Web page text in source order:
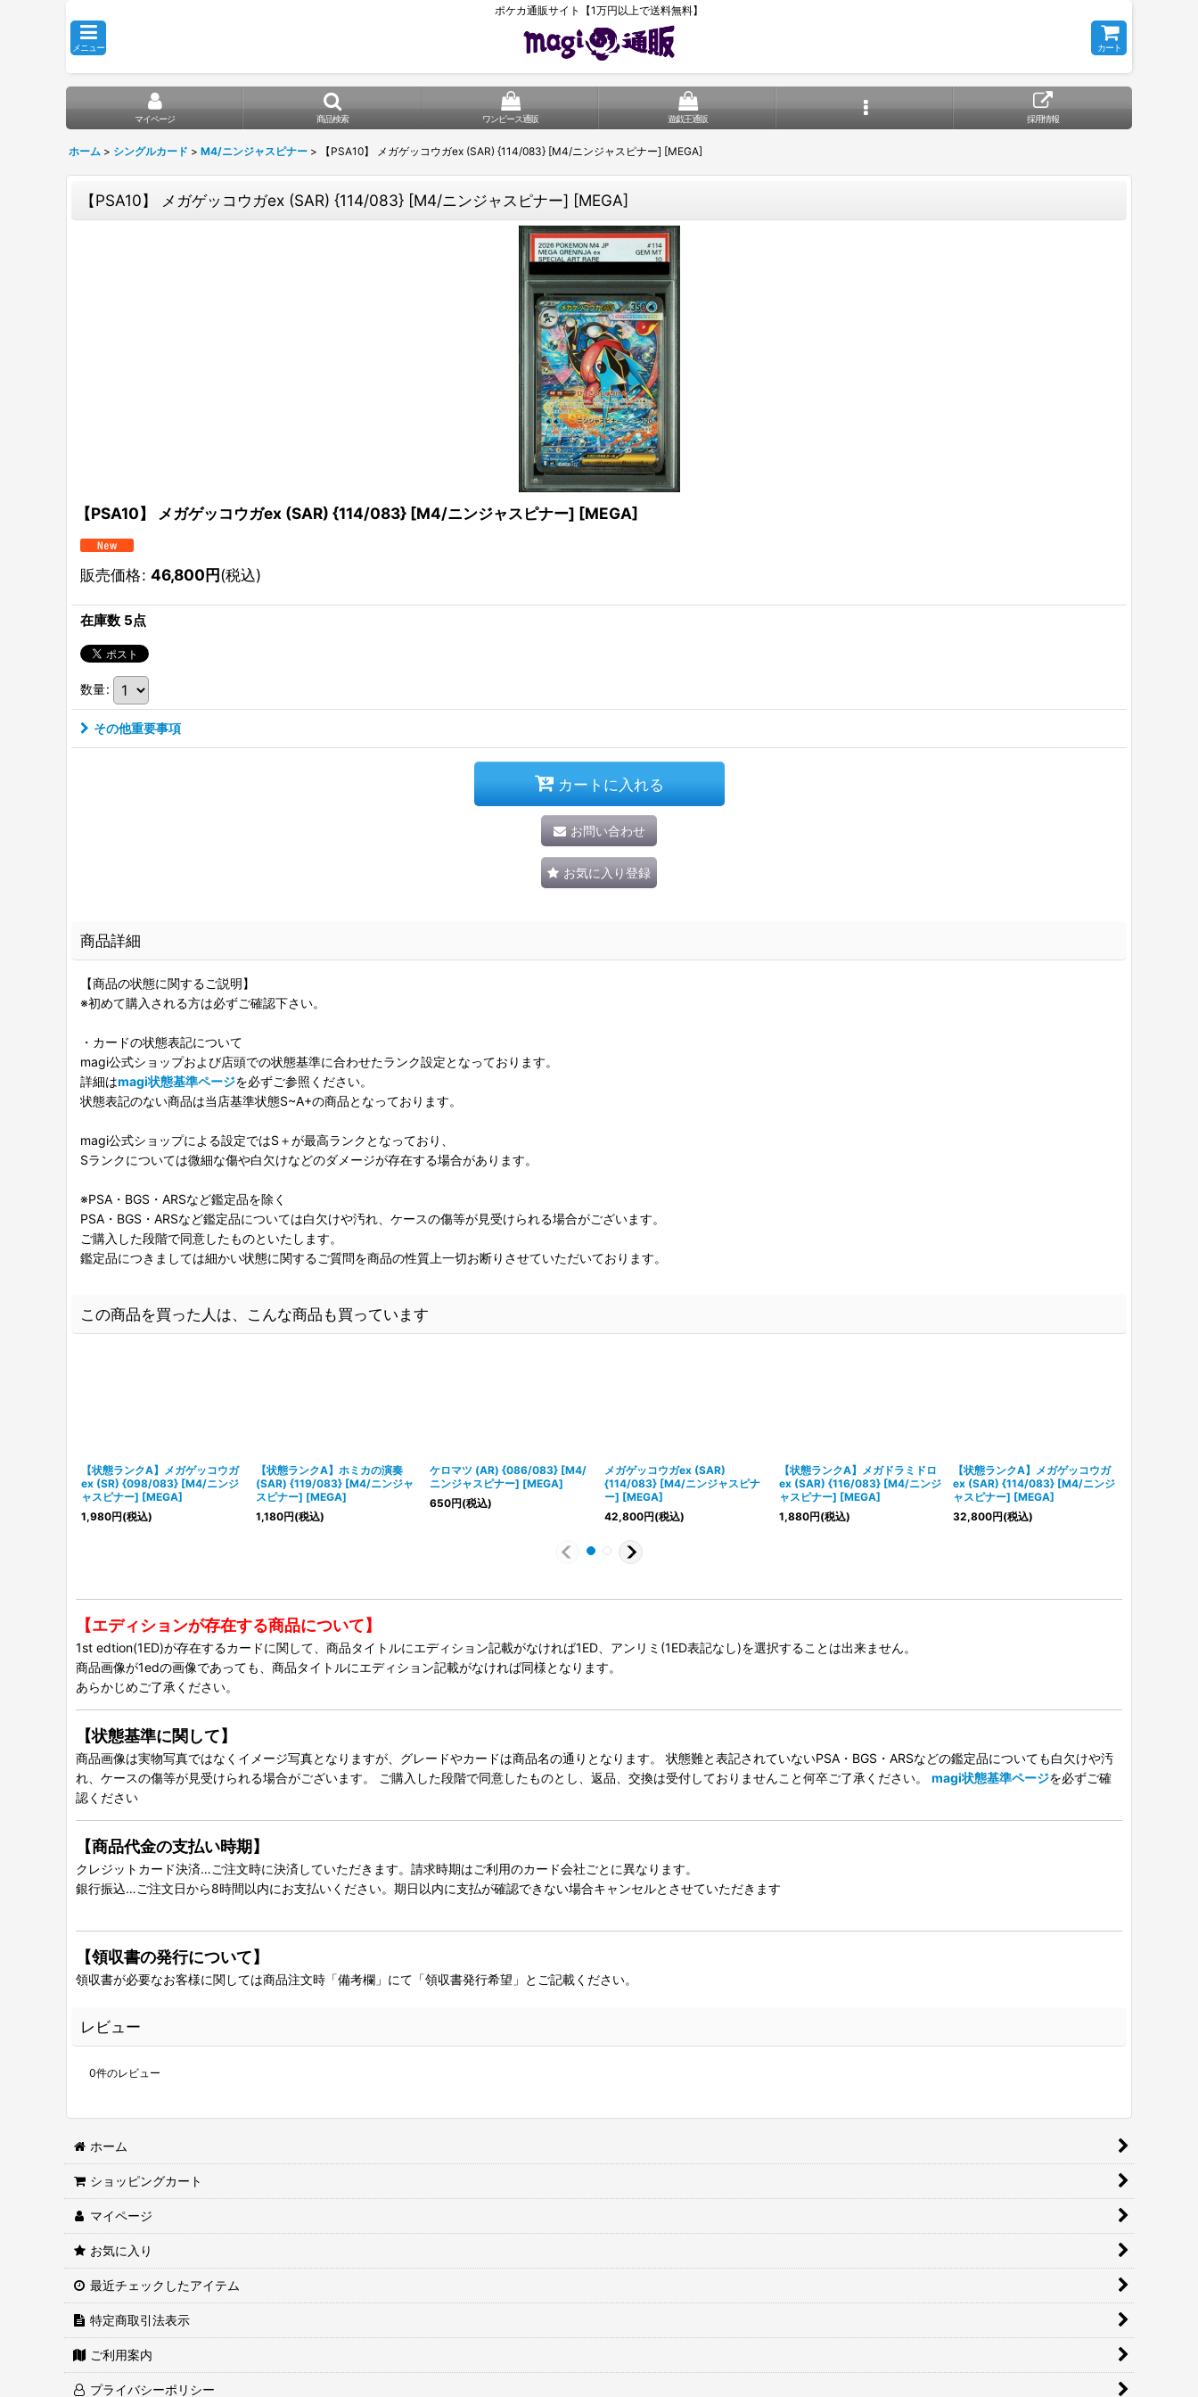
ポケカ通販サイト【1万円以上で送料無料】
メニュー カート
マイページ 商品検索 ワンピース通販 遊戯王通販 採用情報
ホーム > シングルカード > M4/ニンジャスピナー > 【PSA10】 メガゲッコウガex (SAR) {114/083} [M4/ニンジャスピナー] [MEGA]
【PSA10】 メガゲッコウガex (SAR) {114/083} [M4/ニンジャスピナー] [MEGA]
【PSA10】 メガゲッコウガex (SAR) {114/083} [M4/ニンジャスピナー] [MEGA]
販売価格: 46,800円(税込)
在庫数 5点
数量:
その他重要事項
カートに入れる
お問い合わせ
お気に入り登録
商品詳細
【商品の状態に関するご説明】
※初めて購入される方は必ずご確認下さい。
・カードの状態表記について
magi公式ショップおよび店頭での状態基準に合わせたランク設定となっております。
詳細はmagi状態基準ページを必ずご参照ください。
状態表記のない商品は当店基準状態S~A+の商品となっております。
magi公式ショップによる設定ではS＋が最高ランクとなっており、
Sランクについては微細な傷や白欠けなどのダメージが存在する場合があります。
※PSA・BGS・ARSなど鑑定品を除く
PSA・BGS・ARSなど鑑定品については白欠けや汚れ、ケースの傷等が見受けられる場合がございます。
ご購入した段階で同意したものといたします。
鑑定品につきましては細かい状態に関するご質問を商品の性質上一切お断りさせていただいております。
この商品を買った人は、こんな商品も買っています
【状態ランクA】メガゲッコウガ
ex (SR) {098/083} [M4/ニンジ
ャスピナー] [MEGA]
1,980円(税込)
【状態ランクA】ホミカの演奏
(SAR) {119/083} [M4/ニンジャ
スピナー] [MEGA]
1,180円(税込)
ケロマツ (AR) {086/083} [M4/
ニンジャスピナー] [MEGA]
650円(税込)
メガゲッコウガex (SAR)
{114/083} [M4/ニンジャスピナ
ー] [MEGA]
42,800円(税込)
【状態ランクA】メガドラミドロ
ex (SAR) {116/083} [M4/ニンジ
ャスピナー] [MEGA]
1,880円(税込)
【状態ランクA】メガゲッコウガ
ex (SAR) {114/083} [M4/ニンジ
ャスピナー] [MEGA]
32,800円(税込)
【エディションが存在する商品について】
1st edtion(1ED)が存在するカードに関して、商品タイトルにエディション記載がなければ1ED、アンリミ(1ED表記なし)を選択することは出来ません。
商品画像が1edの画像であっても、商品タイトルにエディション記載がなければ同様となります。
あらかじめご了承ください。
【状態基準に関して】
商品画像は実物写真ではなくイメージ写真となりますが、グレードやカードは商品名の通りとなります。 状態難と表記されていないPSA・BGS・ARSなどの鑑定品についても白欠けや汚
れ、ケースの傷等が見受けられる場合がございます。 ご購入した段階で同意したものとし、返品、交換は受付しておりませんこと何卒ご了承ください。 magi状態基準ページを必ずご確
認ください
【商品代金の支払い時期】
クレジットカード決済…ご注文時に決済していただきます。請求時期はご利用のカード会社ごとに異なります。
銀行振込…ご注文日から8時間以内にお支払いください。期日以内に支払が確認できない場合キャンセルとさせていただきます
【領収書の発行について】
領収書が必要なお客様に関しては商品注文時「備考欄」にて「領収書発行希望」とご記載ください。
レビュー
0件のレビュー
ホーム
ショッピングカート
マイページ
お気に入り
最近チェックしたアイテム
特定商取引法表示
ご利用案内
プライバシーポリシー